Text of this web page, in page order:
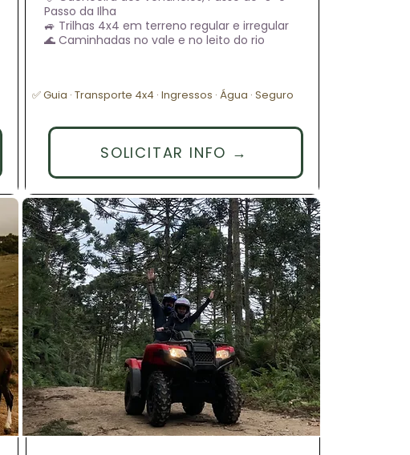
Passo da Ilha
🚙 Trilhas 4x4 em terreno regular e irregular
🌊 Caminhadas no vale e no leito do rio
✅ Guia · Transporte 4x4 · Ingressos · Água · Seguro
SOLICITAR INFO →